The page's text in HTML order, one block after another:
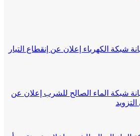
شبكة الكهرباء إعلان عن إنقطاع التيار
شبكة الماء الصالح للشرب إعلان عن